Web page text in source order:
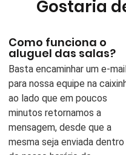
Gostaria
Como funciona o
aluguel das salas?
Basta encaminhar um e-
para nossa equipe na
ao lado que em poucos
minutos retornamos a
mensagem, desde que a
mesma seja enviada dentro